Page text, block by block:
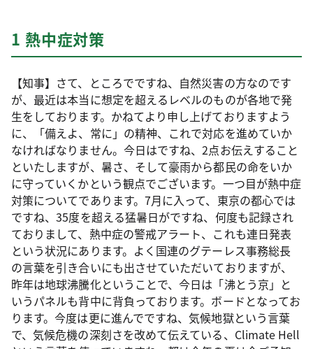
1 熱中症対策
【知事】さて、ところでですね、自然災害の方なのです
が、最近は本当に想定を超えるレベルのものが各地で発
生をしております。かねてより申し上げておりますよう
に、「備えよ、常に」の精神、これで対応を進めていか
なければなりません。今日はですね、2点お伝えすること
といたしますが、暑さ、そして豪雨から都民の命をいか
に守っていくかという観点でございます。一つ目が熱中症
対策についてであります。7月に入って、東京の都心では
ですね、35度を超える猛暑日がですね、何度も記録され
ておりまして、熱中症の警戒アラート、これも連日発表
という状況にあります。よく国連のグテーレス事務総長
の言葉を引き合いにも出させていただいておりますが、
昨年は地球沸騰化ということで、今日は「沸とう京」と
いうパネルも背中に背負っております。ボードとなってお
ります。今度は更に進んでですね、気候地獄という言葉
で、気候危機の深刻さを改めて伝えている、Climate Hell